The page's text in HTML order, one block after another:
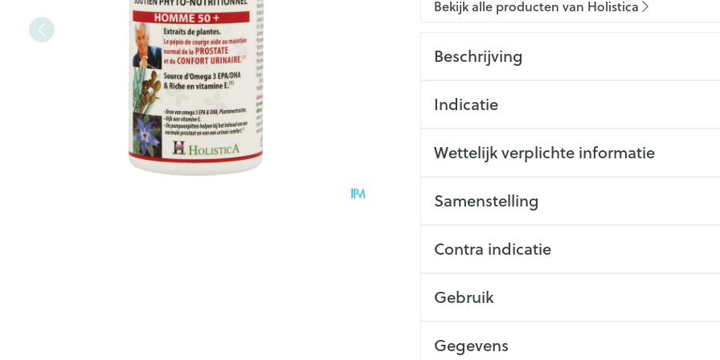
Bekijk alle producten van Holistica
Beschrijving
Indicatie
Wettelijk verplichte informatie
Samenstelling
Contra indicatie
Gebruik
Gegevens